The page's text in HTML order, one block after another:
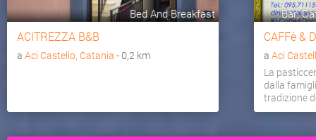
Bed And Breakfast
ACITREZZA B&B
a Aci Castello, Catania - 0,2 km
Bar,
CAFFè &
a Aci
La
dalla
tradizione